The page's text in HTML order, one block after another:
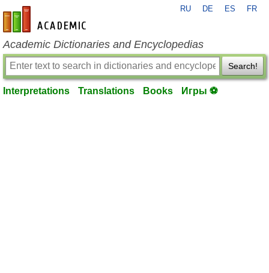
en-academic.com
RU DE ES FR
Academic Dictionaries and Encyclopedias
Search!
Interpretations Translations Books Игры ⚽